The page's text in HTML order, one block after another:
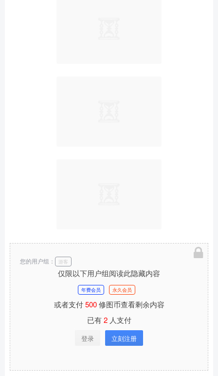
仅限以下用户组阅读此隐藏内容
年费会员 永久会员
或者支付500修图币查看剩余内容
已有2人支付
登录 立刻注册
您的用户组： 游客